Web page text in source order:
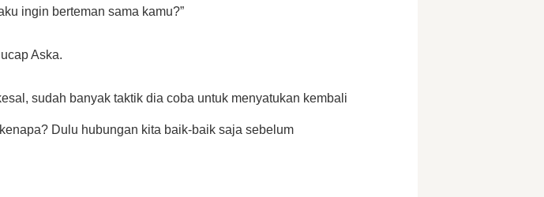
ingin berteman sama kamu?”
Aska.
sudah banyak taktik dia coba untuk menyatukan kembali
Dulu hubungan kita baik-baik saja sebelum